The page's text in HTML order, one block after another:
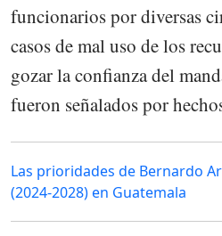
funcionarios por diversas
casos de mal uso de los
gozar la confianza del
fueron señalados por
Las prioridades de Bernardo
(2024-2028) en Guatemala